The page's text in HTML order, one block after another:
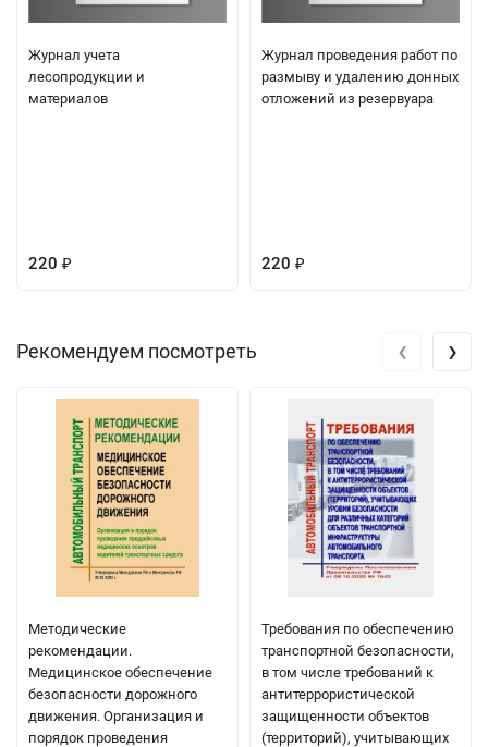
Журнал учета
лесопродукции и
материалов
220 ₽
Журнал проведения работ по
размыву и удалению донных
отложений из резервуара
220 ₽
Рекомендуем посмотреть
Методические
рекомендации.
Медицинское обеспечение
безопасности дорожного
движения. Организация и
порядок проведения
Требования по обеспечению
транспортной безопасности,
в том числе требований к
антитеррористической
защищенности объектов
(территорий), учитывающих
‹ ›